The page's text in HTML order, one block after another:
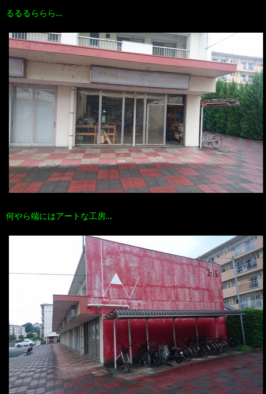
るるるららら…
何やら端にはアートな工房…